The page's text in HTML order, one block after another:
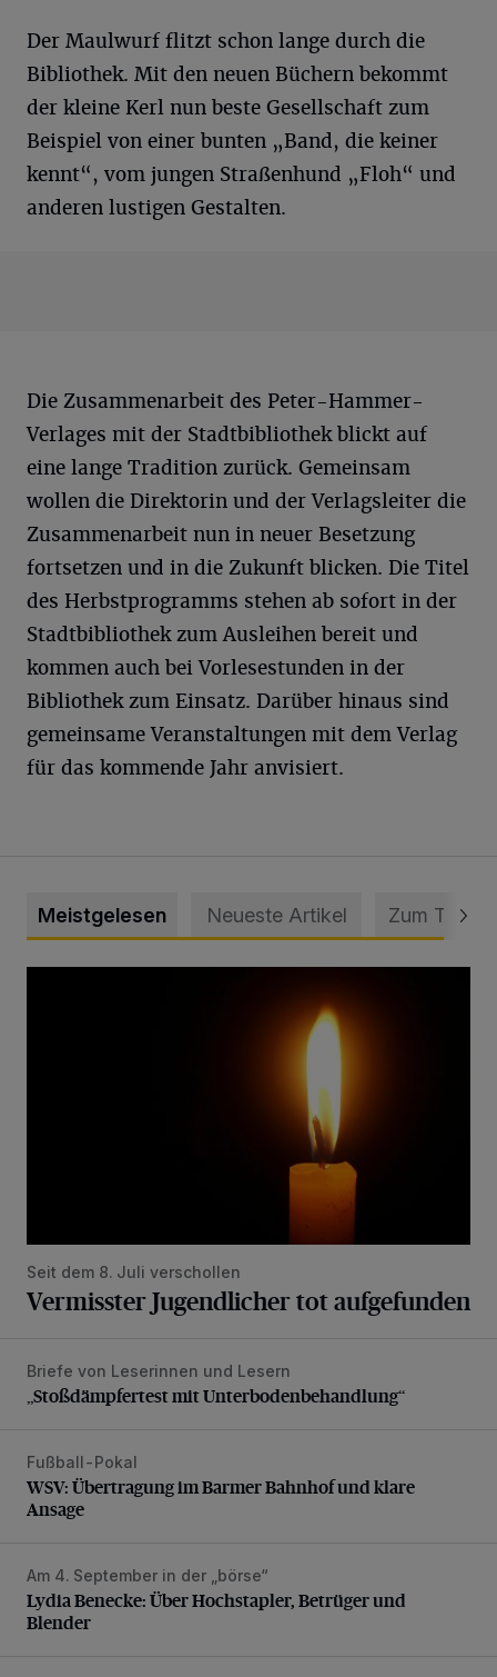
Der Maulwurf flitzt schon lange durch die
Bibliothek. Mit den neuen Büchern bekommt
der kleine Kerl nun beste Gesellschaft zum
Beispiel von einer bunten „Band, die keiner
kennt“, vom jungen Straßenhund „Floh“ und
anderen lustigen Gestalten.
Die Zusammenarbeit des Peter-Hammer-
Verlages mit der Stadtbibliothek blickt auf
eine lange Tradition zurück. Gemeinsam
wollen die Direktorin und der Verlagsleiter die
Zusammenarbeit nun in neuer Besetzung
fortsetzen und in die Zukunft blicken. Die Titel
des Herbstprogramms stehen ab sofort in der
Stadtbibliothek zum Ausleihen bereit und
kommen auch bei Vorlesestunden in der
Bibliothek zum Einsatz. Darüber hinaus sind
gemeinsame Veranstaltungen mit dem Verlag
für das kommende Jahr anvisiert.
Meistgelesen Neueste Artikel Zum Thema
Seit dem 8. Juli verschollen
Vermisster Jugendlicher tot aufgefunden
„Stoßdämpfertest mit Unterbodenbehandlung“
Briefe von Leserinnen und Lesern
„Stoßdämpfertest mit Unterbodenbehandlung“
WSV: Übertragung im Barmer Bahnhof und klare Ansage
Fußball-Pokal
WSV: Übertragung im Barmer Bahnhof und klare
Ansage
Lydia Benecke: Über Hochstapler, Betrüger und Blender
Am 4. September in der „börse“
Lydia Benecke: Über Hochstapler, Betrüger und
Blender